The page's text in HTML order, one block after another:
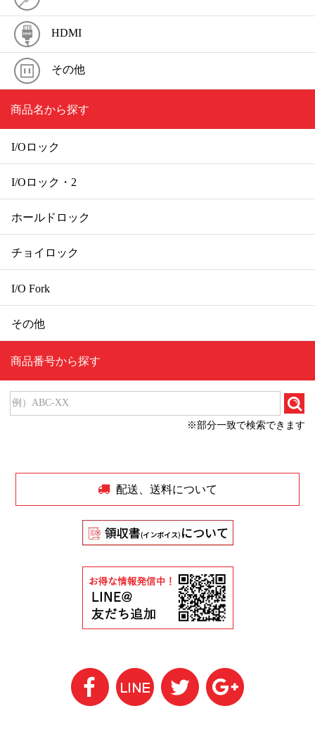
HDMI
その他
商品名から探す
I/Oロック
I/Oロック・2
ホールドロック
チョイロック
I/O Fork
その他
商品番号から探す
※部分一致で検索できます
配送、送料について